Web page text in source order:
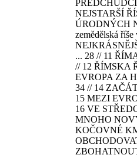
NEJSTARŠÍ
ÚRODNÝCH
zemědělská
... 28 // 11
// 12 ŘÍMSKA
EVROPA ZA
34 // 14
15 MEZI
16 VE
MNOHO
KOČOVNÉ